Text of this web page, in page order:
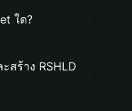
ใด?
สร้าง RSHLD